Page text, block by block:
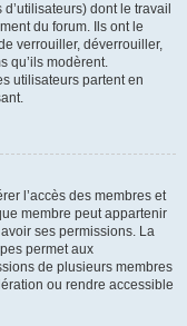
dont le travail
du forum. Ils ont le
verrouiller, déverrouiller,
qu’ils modèrent.
utilisateurs partent en
l’accès des membres et
membre peut appartenir
ses permissions. La
permet aux
de plusieurs membres
ou rendre accessible